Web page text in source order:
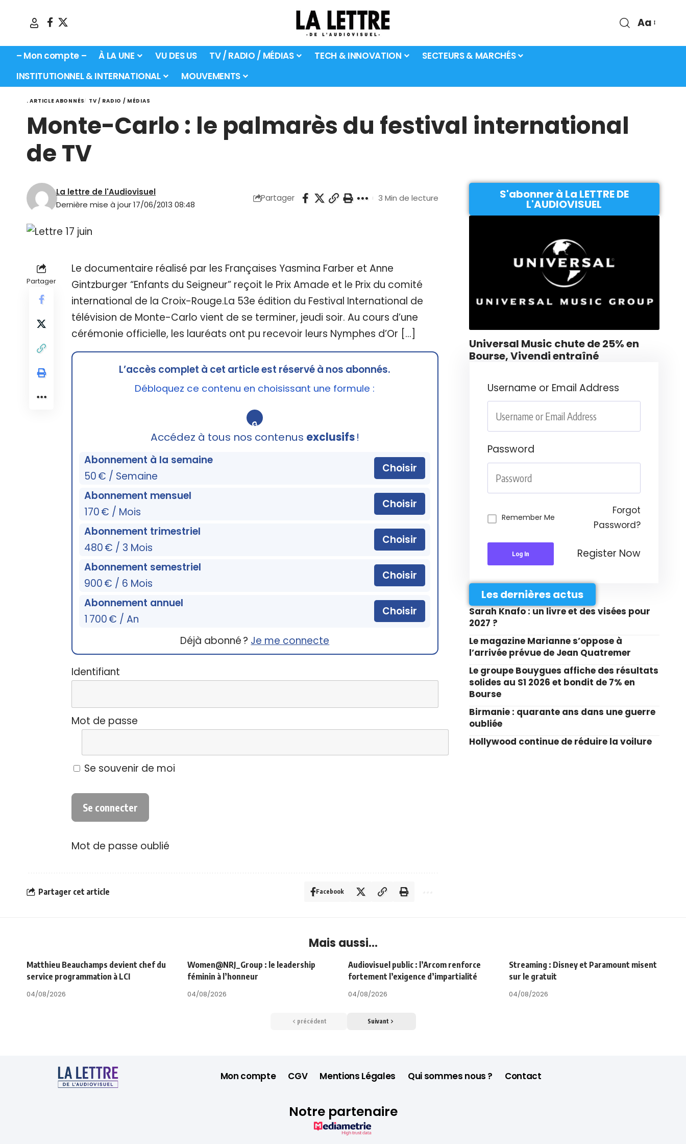
Aa
– Mon compte – À LA UNE VU DES US TV / RADIO / MÉDIAS TECH & INNOVATION
SECTEURS & MARCHÉS
INSTITUTIONNEL & INTERNATIONAL
MOUVEMENTS
. ARTICLE ABONNÉS TV / RADIO / MÉDIAS
Monte-Carlo : le palmarès du festival international
de TV
Dernière mise à jour 17/06/2013 08:48
La lettre de l'Audiovisuel
Partager 3 Min de lecture
Partager
Le documentaire réalisé par les Françaises Yasmina Farber et Anne
Gintzburger “Enfants du Seigneur” reçoit le Prix Amade et le Prix du comité
international de la Croix-Rouge.La 53e édition du Festival International de
télévision de Monte-Carlo vient de se terminer, jeudi soir. Au cours d’une
cérémonie officielle, les lauréats ont pu recevoir leurs Nymphes d’Or […]
L’accès complet à cet article est réservé à nos abonnés.
Débloquez ce contenu en choisissant une formule :
🔒
Accédez à tous nos contenus exclusifs!
Abonnement à la semaine
50 € / Semaine
Choisir
Abonnement mensuel
170 € / Mois
Choisir
Abonnement trimestriel
480 € / 3 Mois
Choisir
Abonnement semestriel
900 € / 6 Mois
Choisir
Abonnement annuel
1 700 € / An
Choisir
Déjà abonné ? Je me connecte
Identifiant
Mot de passe
Se souvenir de moi
Mot de passe oublié
Partager cet article Facebook
S'abonner à La LETTRE DE
L'AUDIOVISUEL
Universal Music chute de 25% en
Bourse, Vivendi entraîné
Username or Email Address
Password
Remember Me
Forgot
Password?
Log In Register Now
Les dernières actus
Sarah Knafo : un livre et des visées pour
2027 ?
Le magazine Marianne s’oppose à
l’arrivée prévue de Jean Quatremer
Le groupe Bouygues affiche des résultats
solides au S1 2026 et bondit de 7% en
Bourse
Birmanie : quarante ans dans une guerre
oubliée
Hollywood continue de réduire la voilure
Mais aussi...
Matthieu Beauchamps devient chef du
service programmation à LCI
04/08/2026
Women@NRJ_Group : le leadership
féminin à l’honneur
04/08/2026
Audiovisuel public : l’Arcom renforce
fortement l’exigence d’impartialité
04/08/2026
Streaming : Disney et Paramount misent
sur le gratuit
04/08/2026
précédent Suivant
Mon compte CGV Mentions Légales Qui sommes nous ? Contact
Notre partenaire